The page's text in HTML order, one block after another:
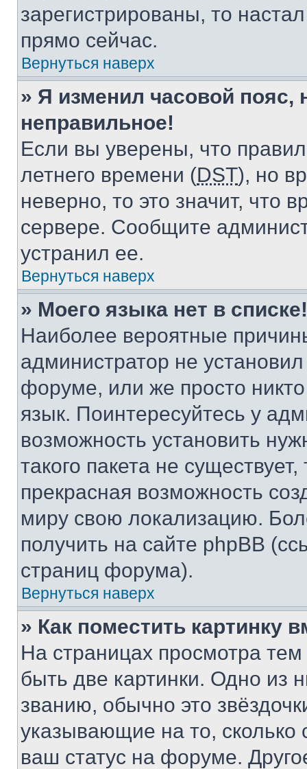
зарегистрированы, то
прямо сейчас.
Вернуться наверх
» Я изменил часовой пояс,
неправильное!
Если вы уверены, что
летнего времени (DST), но
неверно, то это значит, что
сервере. Сообщите
устранил ее.
Вернуться наверх
» Моего языка нет в списке!
Наиболее вероятные
администратор не
форуме, или же просто
язык. Поинтересуйтесь у
возможность установить
такого пакета не
прекрасная возможность
миру свою локализацию.
получить на сайте phpBB
страниц форума).
Вернуться наверх
» Как поместить картинку
На страницах просмотра
быть две картинки. Одно из
званию, обычно это
указывающие на то,
ваш статус на форуме.